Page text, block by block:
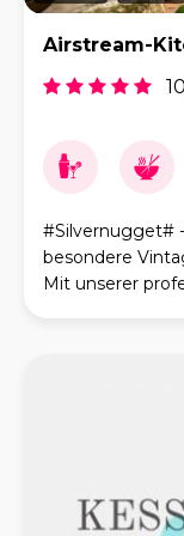
Airstream-
#Silvernugget#
besondere
Mit unserer